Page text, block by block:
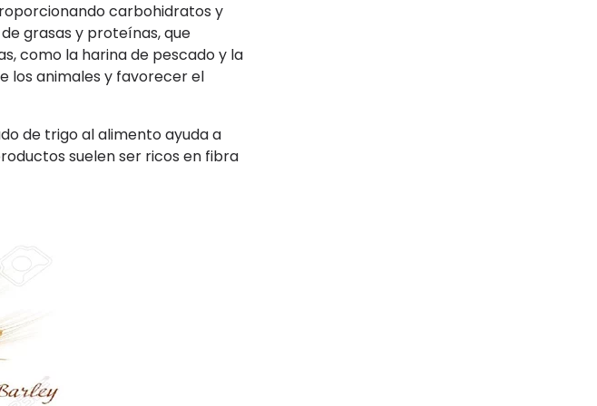
carbohidratos y
grasas y proteínas, que
como la harina de pescado y la
los animales y favorecer el
de trigo al alimento ayuda a
suelen ser ricos en fibra